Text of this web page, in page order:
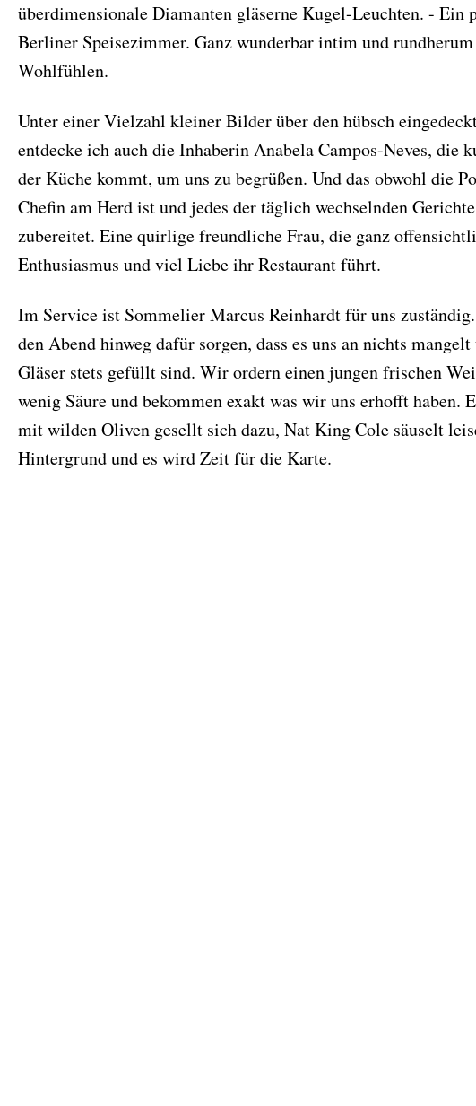
überdimensionale Diamanten gläserne Kugel-Leuchten. - Ein
Berliner Speisezimmer. Ganz wunderbar intim und
Wohlfühlen.
Unter einer Vielzahl kleiner Bilder über den hübsch
entdecke ich auch die Inhaberin Anabela Campos-Neves, die
der Küche kommt, um uns zu begrüßen. Und das obwohl die
Chefin am Herd ist und jedes der täglich wechselnden
zubereitet. Eine quirlige freundliche Frau, die ganz
Enthusiasmus und viel Liebe ihr Restaurant führt.
Im Service ist Sommelier Marcus Reinhardt für uns
den Abend hinweg dafür sorgen, dass es uns an nichts mangelt
Gläser stets gefüllt sind. Wir ordern einen jungen frischen
wenig Säure und bekommen exakt was wir uns erhofft haben.
mit wilden Oliven gesellt sich dazu, Nat King Cole säuselt
Hintergrund und es wird Zeit für die Karte.